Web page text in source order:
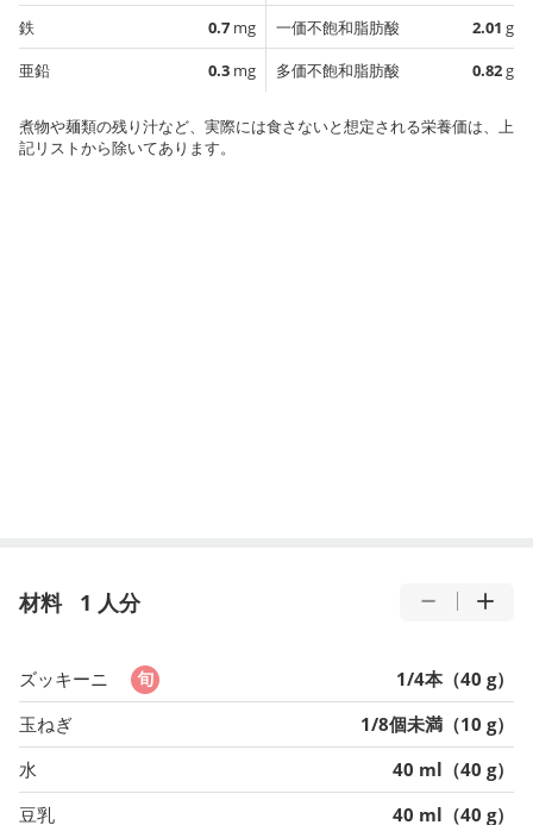
鉄
0.7 mg
亜鉛
0.3 mg
一価不飽和脂肪酸
2.01 g
多価不飽和脂肪酸
0.82g
煮物や麺類の残り汁など、実際には食さないと想定される栄養価は、上
記リストから除いてあります。
材料 1 人分
ズッキーニ
1/4本（40 g）
玉ねぎ
1/8個未満（10 g）
水
40 ml（40 g）
豆乳
40 ml（40 g）